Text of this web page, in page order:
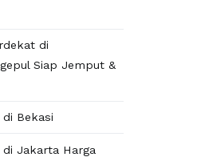
di
Siap Jemput &
Bekasi
di Jakarta Harga